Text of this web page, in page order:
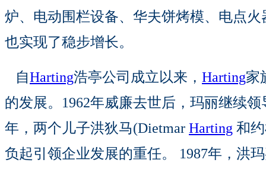
炉、电动围栏设备、华夫饼烤模、电点
也实现了稳步增长。
自Harting浩亭公司成立以来， Harting家
的发展。1962年威廉去世后，玛丽继续
年，两个儿子洪狄马(Dietmar Harting 和
负起引领企业发展的重任。 1987年，洪